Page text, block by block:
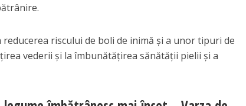
riscului de boli de inimă și a unor tipuri de
vederii și la îmbunătățirea sănătății pielii și a